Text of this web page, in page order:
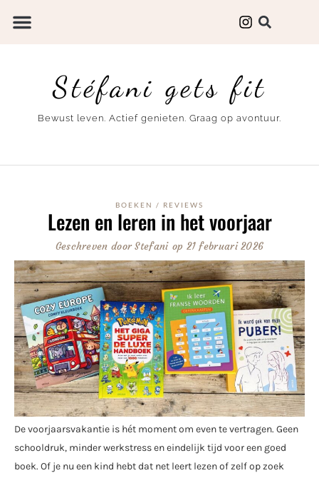
Stéfani gets fit
Bewust leven. Actief genieten. Graag op avontuur.
BOEKEN / REVIEWS
Lezen en leren in het voorjaar
Geschreven doorStefani op 21 februari 2026
De voorjaarsvakantie is hét moment om even te vertragen. Geen
schooldruk, minder werkstress en eindelijk tijd voor een goed
boek. Of je nu een kind hebt dat net leert lezen of zelf op zoek